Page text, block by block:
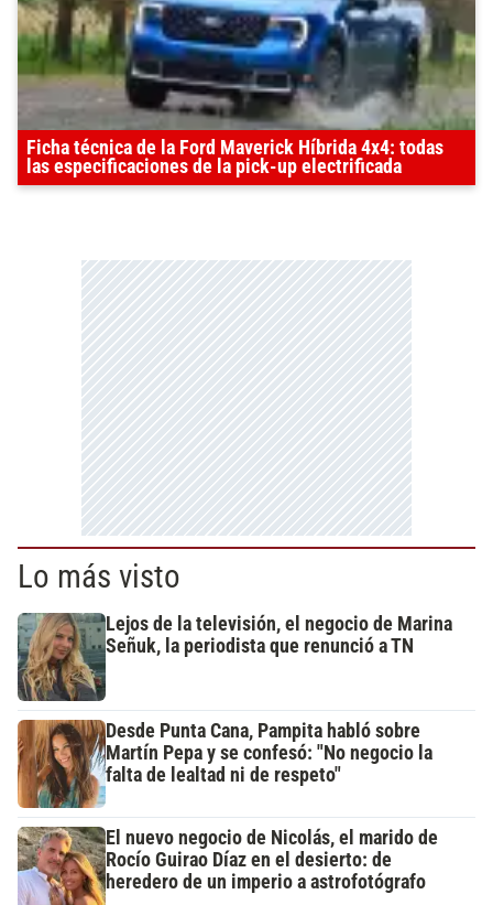
Ficha técnica de la Ford Maverick Híbrida 4x4: todas
las especificaciones de la pick-up electrificada
Lo más visto
Lejos de la televisión, el negocio de Marina
Señuk, la periodista que renunció a TN
Desde Punta Cana, Pampita habló sobre
Martín Pepa y se confesó: "No negocio la
falta de lealtad ni de respeto"
El nuevo negocio de Nicolás, el marido de
Rocío Guirao Díaz en el desierto: de
heredero de un imperio a astrofotógrafo